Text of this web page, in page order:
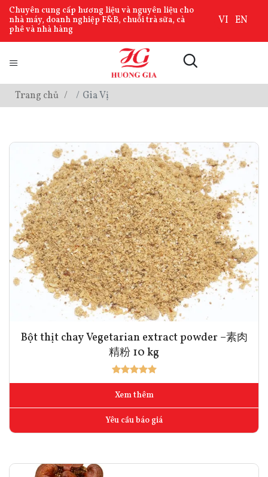
Chuyên cung cấp hương liệu và nguyên liệu cho
nhà máy, doanh nghiệp F&B, chuỗi trà sữa, cà
phê và nhà hàng
VI EN
Trang chủ Gia Vị
Bột thịt chay Vegetarian extract powder –素肉
精粉 10 kg
Xem thêm
Yêu cầu báo giá